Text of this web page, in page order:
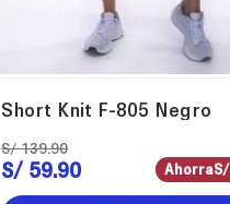
Short Knit F-805 Negro
S/ 139.90
S/ 59.90 AhorraS/